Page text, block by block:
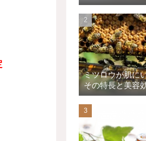
ミツロウが肌に
その特長と美容